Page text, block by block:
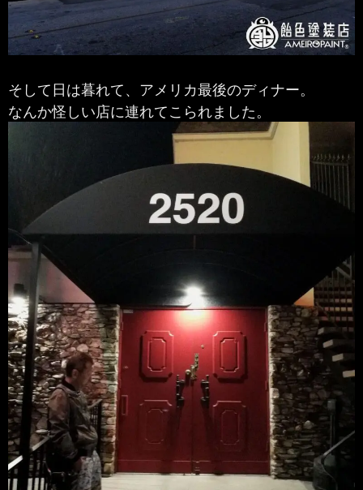
そして日は暮れて、アメリカ最後のディナー。
なんか怪しい店に連れてこられました。